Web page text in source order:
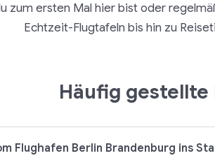
zum ersten Mal hier bist oder
Echtzeit-Flugtafeln bis hin zu
Häufig gestellte
Flughafen Berlin Brandenburg ins